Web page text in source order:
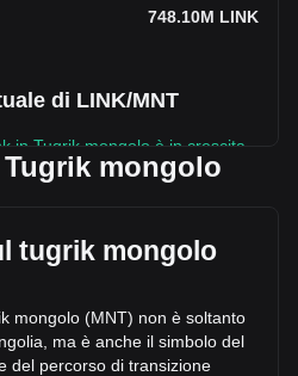
748.10M LINK
di LINK/MNT
in Tugrik mongolo è in crescita.
è ₮29,478.92 per LINK, con
totale di
Il volume di trading di
di ₮-60,635,035,223.52
a -8.62%. Inoltre, nell’ultima
un volume pari a
mongolo
tugrik mongolo
mongolo (MNT) non è soltanto
ma è anche il simbolo del
del percorso di transizione